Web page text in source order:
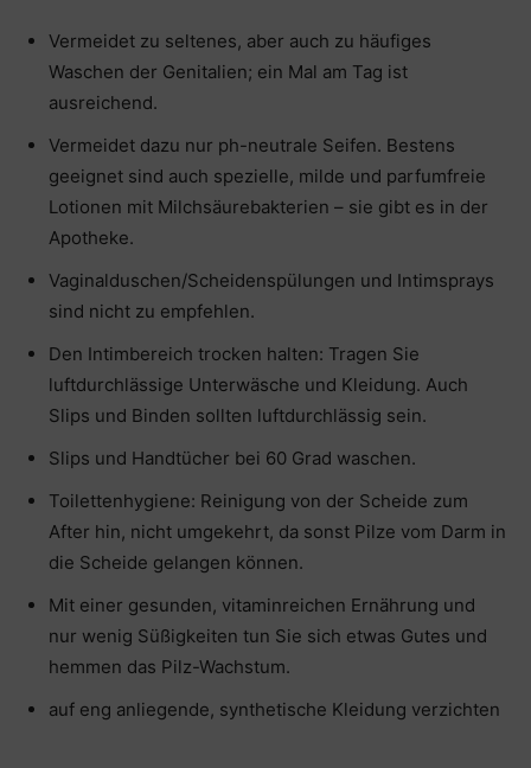
Vermeidet zu seltenes, aber auch zu häufiges
Waschen der Genitalien; ein Mal am Tag ist
ausreichend.
Vermeidet dazu nur ph-neutrale Seifen. Bestens
geeignet sind auch spezielle, milde und parfumfreie
Lotionen mit Milchsäurebakterien – sie gibt es in der
Apotheke.
Vaginalduschen/Scheidenspülungen und Intimsprays
sind nicht zu empfehlen.
Den Intimbereich trocken halten: Tragen Sie
luftdurchlässige Unterwäsche und Kleidung. Auch
Slips und Binden sollten luftdurchlässig sein.
Slips und Handtücher bei 60 Grad waschen.
Toilettenhygiene: Reinigung von der Scheide zum
After hin, nicht umgekehrt, da sonst Pilze vom Darm in
die Scheide gelangen können.
Mit einer gesunden, vitaminreichen Ernährung und
nur wenig Süßigkeiten tun Sie sich etwas Gutes und
hemmen das Pilz-Wachstum.
auf eng anliegende, synthetische Kleidung verzichten